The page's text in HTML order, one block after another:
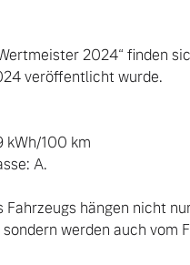
2024“ finden
veröffentlicht wurde.
kWh/100 km
A.
hängen nicht
werden auch vom